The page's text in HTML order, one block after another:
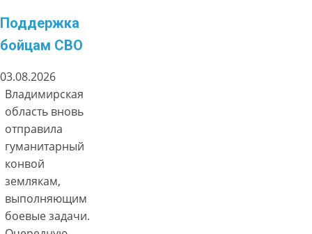
Поддержка
бойцам СВО
03.08.2026
Владимирская
область вновь
отправила
гуманитарный
конвой
землякам,
выполняющим
боевые задачи.